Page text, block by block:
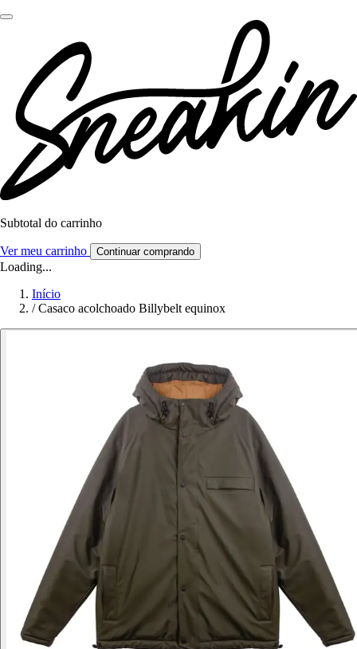
Subtotal do carrinho
Ver meu carrinho Continuar comprando
Loading...
Início
/ Casaco acolchoado Billybelt equinox